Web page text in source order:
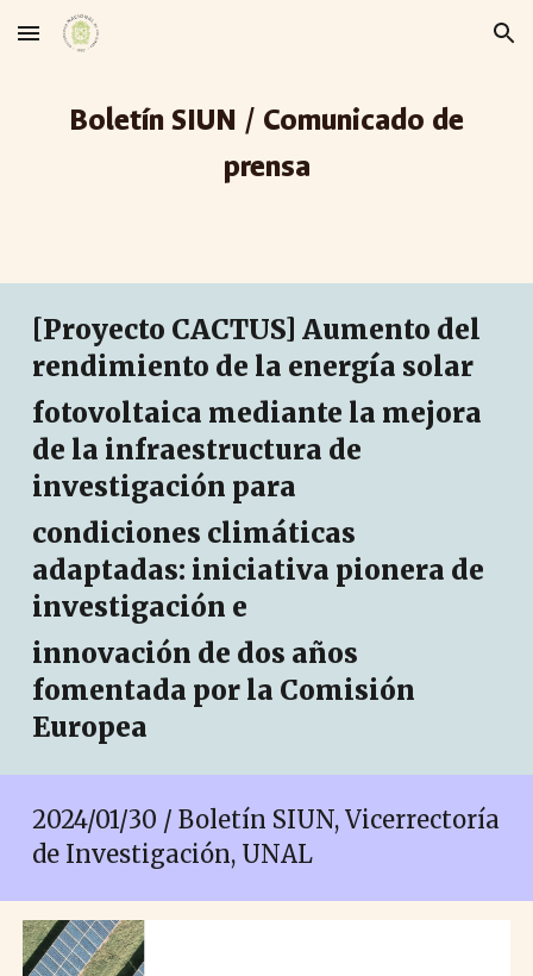
Skip to main content Skip to navigation
Boletín SIUN / Comunicado de
prensa
[Proyecto CACTUS] Aumento del
rendimiento de la energía solar
fotovoltaica mediante la mejora
de la infraestructura de
investigación para
condiciones climáticas
adaptadas: iniciativa pionera de
investigación e
innovación de dos años
fomentada por la Comisión
Europea
2024/01/30 / Boletín SIUN, Vicerrectoría
de Investigación, UNAL